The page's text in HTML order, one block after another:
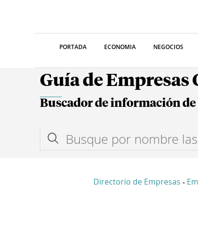
PORTADA ECONOMIA NEGOCIOS
Guía de
Buscador de información de
Directorio de Empresas -